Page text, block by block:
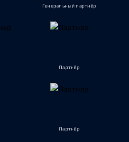
Генеральный партнёр
Партнёр
Партнёр